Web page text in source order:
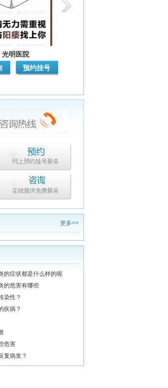
光明医院
预约挂号
更多>>
的症状都是什么样的呢
的危害有哪些
染性？
疾病？
危害
复病发？